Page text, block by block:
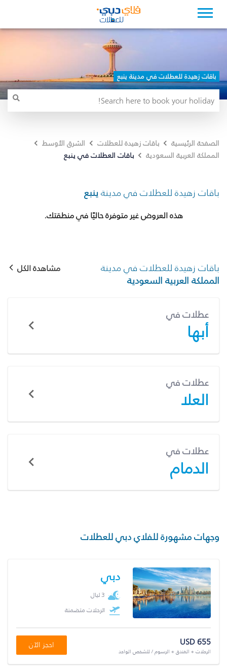
باقات زهيدة للعطلات في مدينة ينبع
الصفحة الرئيسية باقات زهيدة للعطلات
الشرق الأوسط
المملكة العربية السعودية
باقات العطلات في ينبع
باقات زهيدة للعطلات في مدينةينبع
هذه العروض غير متوفرة حاليًا في منطقتك.
باقات زهيدة للعطلات في مدينة
المملكة العربية السعودية
مشاهدة الكل
عطلات في
أبها
عطلات في
العلا
عطلات في
الدمام
وجهات مشهورة للفلاي دبي للعطلات
دبي
3 ليال
الرحلات متضمنة
USD 655
الرحلات + الفندق + الرسوم / للشخص الواحد
احجز الآن